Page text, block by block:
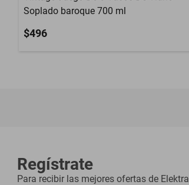
Soplado baroque 700 ml
$496
Regístrate
Para recibir las mejores ofertas de Elektra